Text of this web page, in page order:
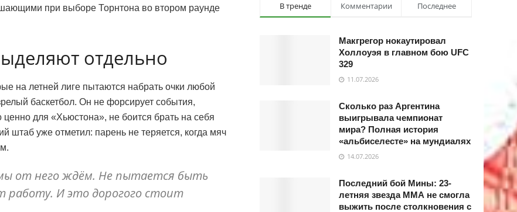
при выборе Торнтона во втором раунде
отдельно
на летней лиге пытаются набрать очки любой
баскетбол. Он не форсирует события,
ценно для «Хьюстона», не боится брать на себя
штаб уже отметил: парень не теряется, когда мяч
от него ждём. Не пытается быть
работу. И это дорогого стоит
В тренде Комментарии Последнее
Макгрегор нокаутировал
Холлоуэя в главном бою UFC
329
11.07.2026
Сколько раз Аргентина
выигрывала чемпионат
мира? Полная история
«альбиселесте» на мундиалях
14.07.2026
Последний бой Мины: 23-
летняя звезда ММА не смогла
выжить после столкновения с